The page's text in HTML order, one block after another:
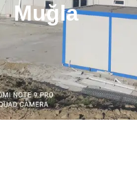
Muğla